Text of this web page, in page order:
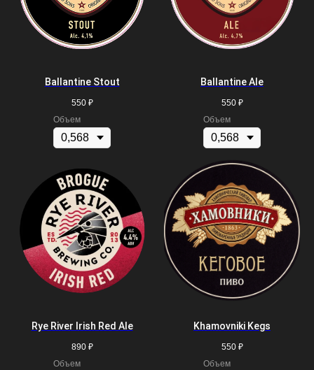
Ballantine Stout
550 ₽
Объем
Ballantine Ale
550 ₽
Объем
Rye River Irish Red Ale
890 ₽
Объем
Khamovniki Kegs
550 ₽
Объем